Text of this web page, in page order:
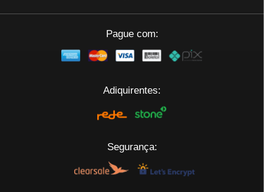
Pague com:
Adiquirentes:
Segurança: